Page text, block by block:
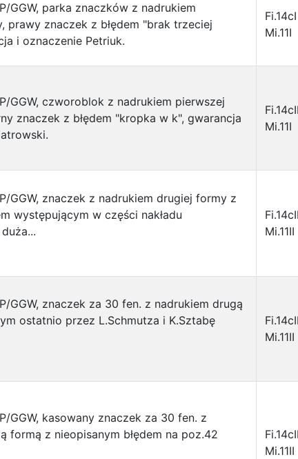
GGW, parka znaczków z nadrukiem
prawy znaczek z błędem "brak trzeciej
i oznaczenie Petriuk.
Mi.11I
GGW, czworoblok z nadrukiem pierwszej
znaczek z błędem "kropka w k", gwarancja
Mi.11I
GGW, znaczek z nadrukiem drugiej formy z
występującym w części nakładu
Mi.11II
GGW, znaczek za 30 fen. z nadrukiem drugą
ostatnio przez L.Schmutza i K.Sztabę
Mi.11II
GGW, kasowany znaczek za 30 fen. z
formą z nieopisanym błędem na poz.42
Mi.11II